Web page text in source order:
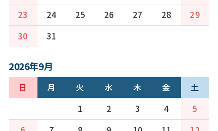
23
24 25 26 27 28
29
30
31
2026年9月
日 月 火 水 木 金
土
1
2 3 4
5